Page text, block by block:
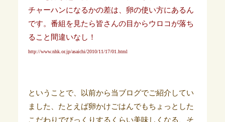
チャーハンになるかの差は、卵の使い方にあるん
です。番組を見たら皆さんの目からウロコが落ち
ること間違いなし！
http://www.nhk.or.jp/asaichi/2010/11/17/01.html
ということで、以前から当ブログでご紹介してい
ました、たとえば卵かけごはんでもちょっとした
こだわりでびっくりするくらい美味しくなる、そ